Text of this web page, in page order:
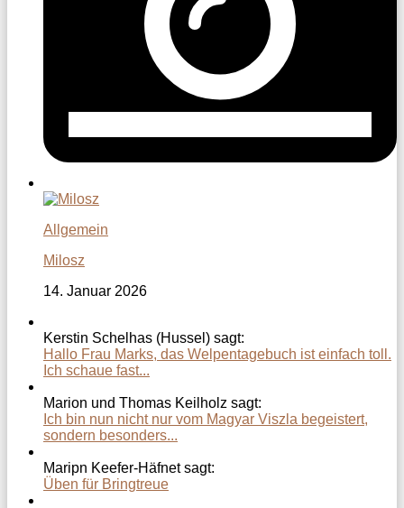
Allgemein
Milosz
14. Januar 2026
Kerstin Schelhas (Hussel) sagt:
Hallo Frau Marks, das Welpentagebuch ist einfach toll.
Ich schaue fast...
Marion und Thomas Keilholz sagt:
Ich bin nun nicht nur vom Magyar Viszla begeistert,
sondern besonders...
Maripn Keefer-Häfnet sagt:
Üben für Bringtreue